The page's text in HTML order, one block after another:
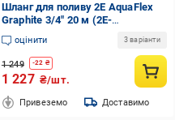
Шланг для поливу 2E AquaFlex
Graphite 3/4" 20 м (2E-
GHC34C20)
оцінити 3 варіанти
1 249 -22 ₴
1 227 ₴/шт.
Привеземо Доставимо